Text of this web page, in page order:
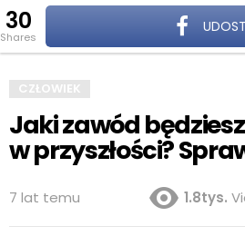
Menu
CZŁOWIEK
Jaki zawód
w przyszłości?
7 lat temu 1.8tys.
30
shares